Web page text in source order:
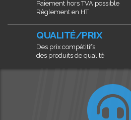
Paiement hors TVA possible
Règlement en HT
QUALITÉ/PRIX
Des prix compétitifs,
des produits de qualité